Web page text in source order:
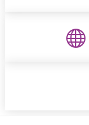
